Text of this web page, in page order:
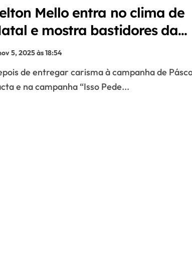
Mello entra no clima de
e mostra bastidores da
campanha com Lacta
5, 2025 às 18:54
e na campanha “Isso Pede...